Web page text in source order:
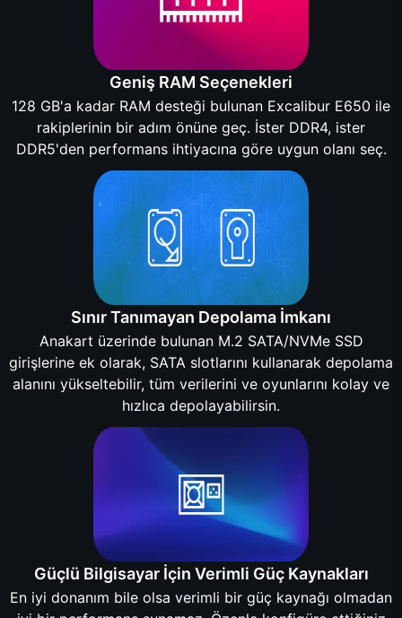
Geniş RAM Seçenekleri
128 GB'a kadar RAM desteği bulunan Excalibur E650 ile
rakiplerinin bir adım önüne geç. İster DDR4, ister
DDR5'den performans ihtiyacına göre uygun olanı seç.
Sınır Tanımayan Depolama İmkanı
Anakart üzerinde bulunan M.2 SATA/NVMe SSD
girişlerine ek olarak, SATA slotlarını kullanarak depolama
alanını yükseltebilir, tüm verilerini ve oyunlarını kolay ve
hızlıca depolayabilirsin.
Güçlü Bilgisayar İçin Verimli Güç Kaynakları
En iyi donanım bile olsa verimli bir güç kaynağı olmadan